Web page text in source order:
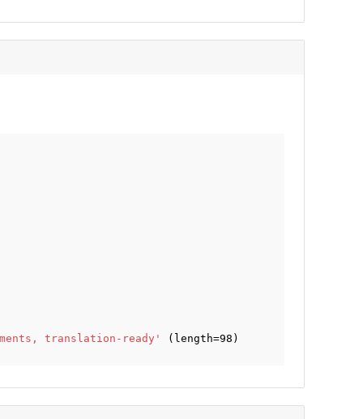
translation-ready'
(length=98)